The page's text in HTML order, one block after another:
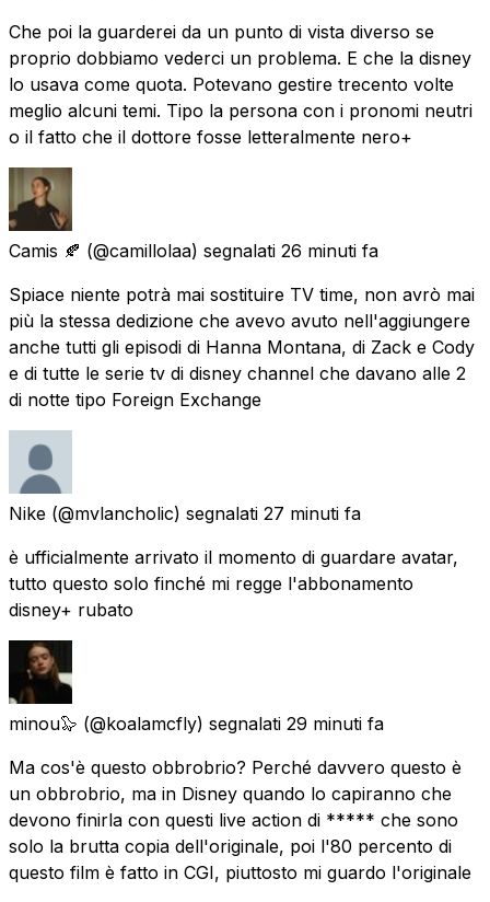
Che poi la guarderei da un punto di vista diverso se
proprio dobbiamo vederci un problema. E che la disney
lo usava come quota. Potevano gestire trecento volte
meglio alcuni temi. Tipo la persona con i pronomi neutri
o il fatto che il dottore fosse letteralmente nero+
Camis 🍂 (@camillolaa) segnalati 26 minuti fa
Spiace niente potrà mai sostituire TV time, non avrò mai
più la stessa dedizione che avevo avuto nell'aggiungere
anche tutti gli episodi di Hanna Montana, di Zack e Cody
e di tutte le serie tv di disney channel che davano alle 2
di notte tipo Foreign Exchange
Nike (@mvlancholic) segnalati 27 minuti fa
è ufficialmente arrivato il momento di guardare avatar,
tutto questo solo finché mi regge l'abbonamento
disney+ rubato
minou🦭 (@koalamcfly) segnalati 29 minuti fa
Ma cos'è questo obbrobrio? Perché davvero questo è
un obbrobrio, ma in Disney quando lo capiranno che
devono finirla con questi live action di ***** che sono
solo la brutta copia dell'originale, poi l'80 percento di
questo film è fatto in CGI, piuttosto mi guardo l'originale